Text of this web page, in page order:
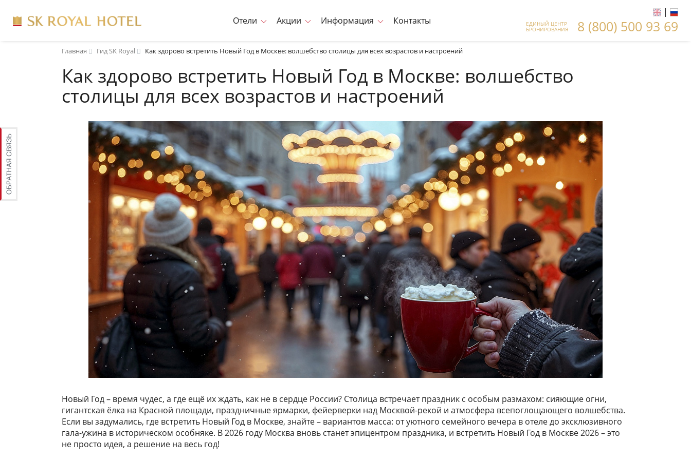
Отели Акции Информация Контакты
|
ЕДИНЫЙ ЦЕНТР
БРОНИРОВАНИЯ 8 (800) 500 93 69
Главная Гид SK Royal Как здорово встретить Новый Год в Москве: волшебство столицы для всех возрастов и настроений
Как здорово встретить Новый Год в Москве: волшебство
столицы для всех возрастов и настроений
Новый Год – время чудес, а где ещё их ждать, как не в сердце России? Столица встречает праздник с особым размахом: сияющие огни,
гигантская ёлка на Красной площади, праздничные ярмарки, фейерверки над Москвой-рекой и атмосфера всепоглощающего волшебства.
Если вы задумались, где встретить Новый Год в Москве, знайте – вариантов масса: от уютного семейного вечера в отеле до эксклюзивного
гала-ужина в историческом особняке. В 2026 году Москва вновь станет эпицентром праздника, и встретить Новый Год в Москве 2026 – это
не просто идея, а решение на весь год!